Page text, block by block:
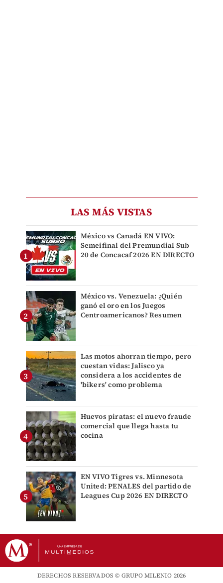
LAS MÁS VISTAS
México vs Canadá EN VIVO:
Semeifinal del Premundial Sub
20 de Concacaf 2026 EN DIRECTO
México vs. Venezuela: ¿Quién
ganó el oro en los Juegos
Centroamericanos? Resumen
Las motos ahorran tiempo, pero
cuestan vidas: Jalisco ya
considera a los accidentes de
'bikers' como problema
Huevos piratas: el nuevo fraude
comercial que llega hasta tu
cocina
EN VIVO Tigres vs. Minnesota
United: PENALES del partido de
Leagues Cup 2026 EN DIRECTO
DERECHOS RESERVADOS © GRUPO MILENIO 2026